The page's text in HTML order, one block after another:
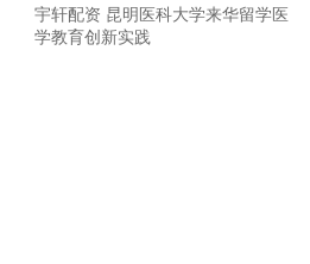
宇轩配资 昆明医科大学来华留学医
学教育创新实践